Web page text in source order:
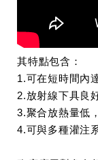
其特點包含：
1.可在短時間內
2.放射線下具良
3.聚合放熱量低
4.可與多種灌注